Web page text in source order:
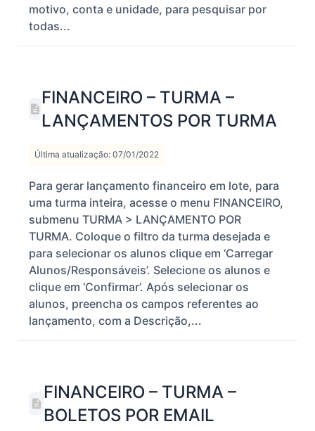
motivo, conta e unidade, para pesquisar por
todas...
FINANCEIRO – TURMA –
LANÇAMENTOS POR TURMA
Última atualização: 07/01/2022
Para gerar lançamento financeiro em lote, para
uma turma inteira, acesse o menu FINANCEIRO,
submenu TURMA > LANÇAMENTO POR
TURMA. Coloque o filtro da turma desejada e
para selecionar os alunos clique em ‘Carregar
Alunos/Responsáveis’. Selecione os alunos e
clique em ‘Confirmar’. Após selecionar os
alunos, preencha os campos referentes ao
lançamento, com a Descrição,...
FINANCEIRO – TURMA –
BOLETOS POR EMAIL